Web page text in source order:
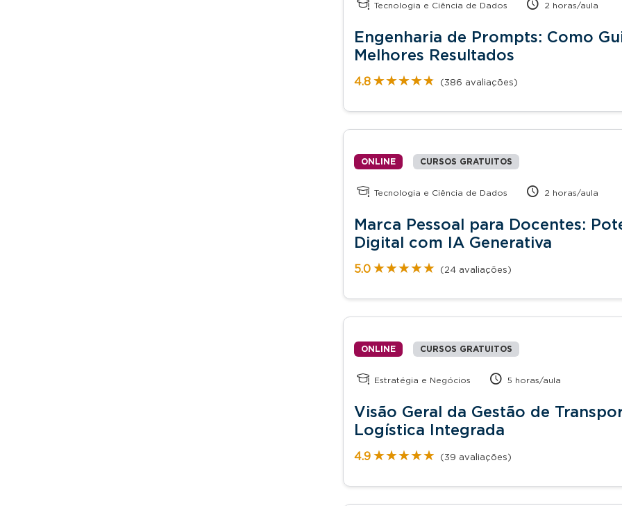
Tecnologia e Ciência de Dados 2 horas/aula
Engenharia de Prompts: Como
Melhores Resultados
4.8 ★★★★★
★★★★★ (386 avaliações)
ONLINE CURSOS GRATUITOS
Tecnologia e Ciência de Dados 2 horas/aula
Marca Pessoal para Docentes:
Digital com IA Generativa
5.0 ★★★★★
★★★★★ (24 avaliações)
ONLINE CURSOS GRATUITOS
Estratégia e Negócios 5 horas/aula
Visão Geral da Gestão de
Logística Integrada
4.9 ★★★★★
★★★★★ (39 avaliações)